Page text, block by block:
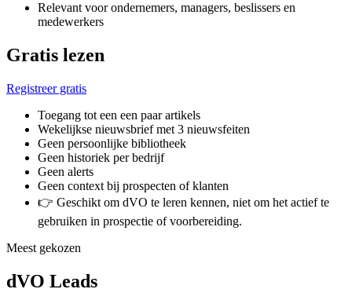
Relevant voor ondernemers, managers, beslissers en
medewerkers
Gratis lezen
Registreer gratis
Toegang tot een een paar artikels
Wekelijkse nieuwsbrief met 3 nieuwsfeiten
Geen persoonlijke bibliotheek
Geen historiek per bedrijf
Geen alerts
Geen context bij prospecten of klanten
👉 Geschikt om dVO te leren kennen, niet om het actief te
gebruiken in prospectie of voorbereiding.
Meest gekozen
dVO Leads